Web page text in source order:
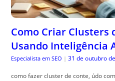
Como Criar Clusters
Usando Inteligência
Especialista em SEO | 31 de outubro
como fazer cluster de conte, údo